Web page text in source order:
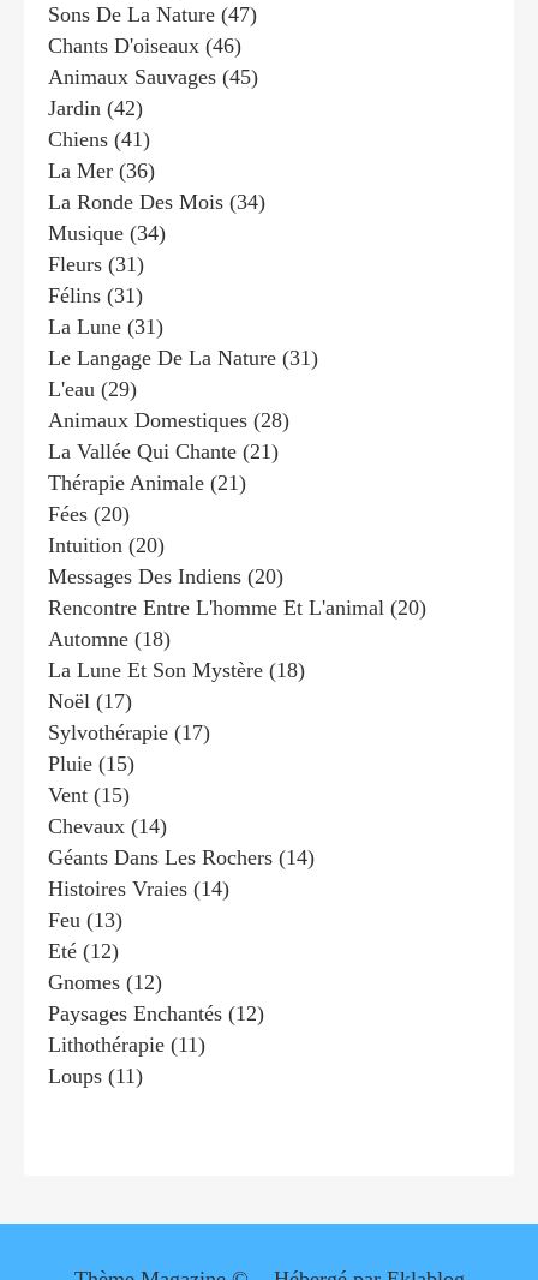
Sons De La Nature (47)
Chants D'oiseaux (46)
Animaux Sauvages (45)
Jardin (42)
Chiens (41)
La Mer (36)
La Ronde Des Mois (34)
Musique (34)
Fleurs (31)
Félins (31)
La Lune (31)
Le Langage De La Nature (31)
L'eau (29)
Animaux Domestiques (28)
La Vallée Qui Chante (21)
Thérapie Animale (21)
Fées (20)
Intuition (20)
Messages Des Indiens (20)
Rencontre Entre L'homme Et L'animal (20)
Automne (18)
La Lune Et Son Mystère (18)
Noël (17)
Sylvothérapie (17)
Pluie (15)
Vent (15)
Chevaux (14)
Géants Dans Les Rochers (14)
Histoires Vraies (14)
Feu (13)
Eté (12)
Gnomes (12)
Paysages Enchantés (12)
Lithothérapie (11)
Loups (11)